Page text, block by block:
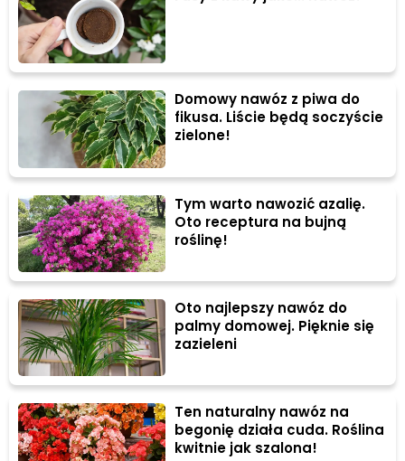
Domowy nawóz z piwa do
fikusa. Liście będą soczyście
zielone!
Tym warto nawozić azalię.
Oto receptura na bujną
roślinę!
Oto najlepszy nawóz do
palmy domowej. Pięknie się
zazieleni
Ten naturalny nawóz na
begonię działa cuda. Roślina
kwitnie jak szalona!